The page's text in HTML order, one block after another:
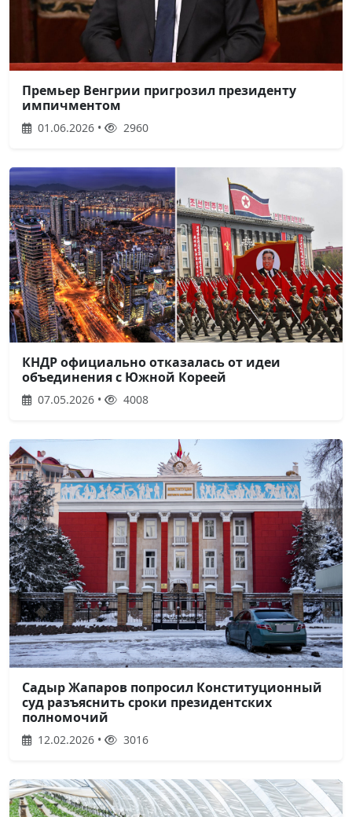
Премьер Венгрии пригрозил президенту
импичментом
01.06.2026 • 2960
КНДР официально отказалась от идеи
объединения с Южной Кореей
07.05.2026 • 4008
Садыр Жапаров попросил Конституционный
суд разъяснить сроки президентских
полномочий
12.02.2026 • 3016